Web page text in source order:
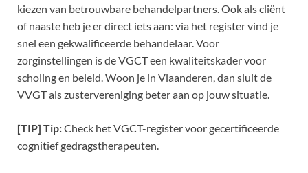
kiezen van betrouwbare behandelpartners. Ook als cliënt
of naaste heb je er direct iets aan: via het register vind je
snel een gekwalificeerde behandelaar. Voor
zorginstellingen is de VGCT een kwaliteitskader voor
scholing en beleid. Woon je in Vlaanderen, dan sluit de
VVGT als zustervereniging beter aan op jouw situatie.
[TIP] Tip:Check het VGCT-register voor gecertificeerde
cognitief gedragstherapeuten.